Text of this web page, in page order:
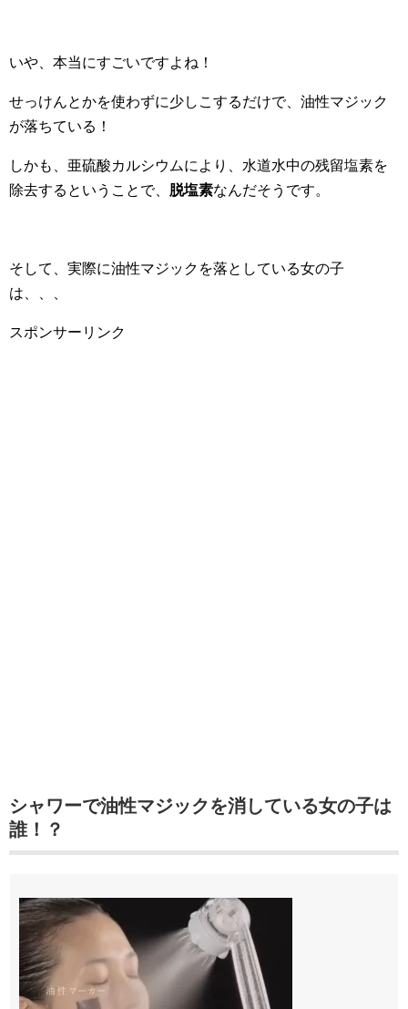
いや、本当にすごいですよね！
せっけんとかを使わずに少しこするだけで、油性マジック
が落ちている！
しかも、亜硫酸カルシウムにより、水道水中の残留塩素を
除去するということで、 脱塩素なんだそうです。
そして、実際に油性マジックを落としている女の子
は、、、
スポンサーリンク
シャワーで油性マジックを消している女の子は
誰！？